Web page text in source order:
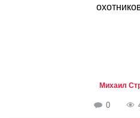
Михаил
0